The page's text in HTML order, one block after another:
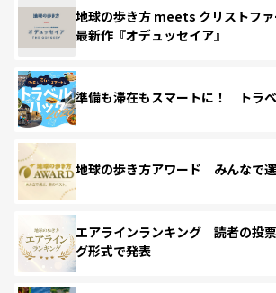
地球の歩き方 meets クリストフ
最新作『オデュッセイア』
準備も滞在もスマートに！ トラ
地球の歩き方アワード みんなで選
エアラインランキング 読者の投
グ形式で発表